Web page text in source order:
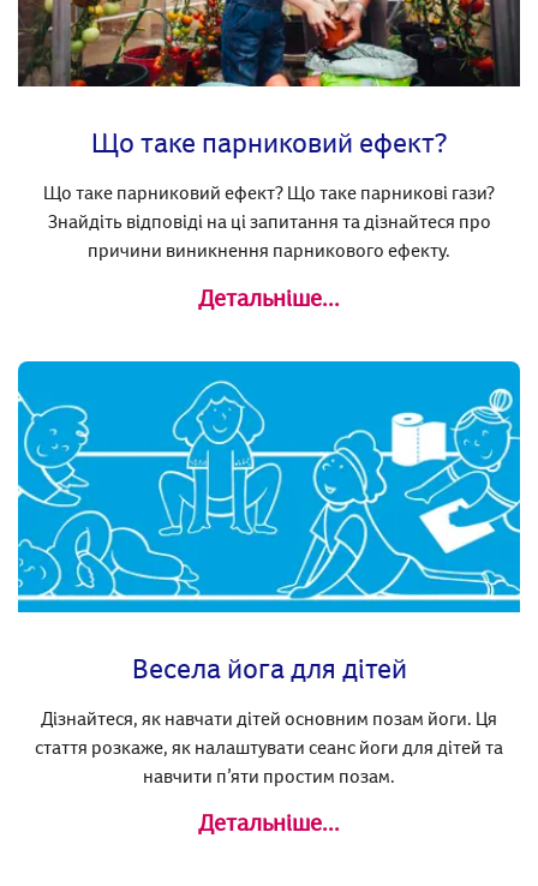
Що таке парниковий ефект?
Що таке парниковий ефект? Що таке парникові гази?
Знайдіть відповіді на ці запитання та дізнайтеся про
причини виникнення парникового ефекту.
Детальніше...
Весела йога для дітей
Дізнайтеся, як навчати дітей основним позам йоги. Ця
стаття розкаже, як налаштувати сеанс йоги для дітей та
навчити п’яти простим позам.
Детальніше...